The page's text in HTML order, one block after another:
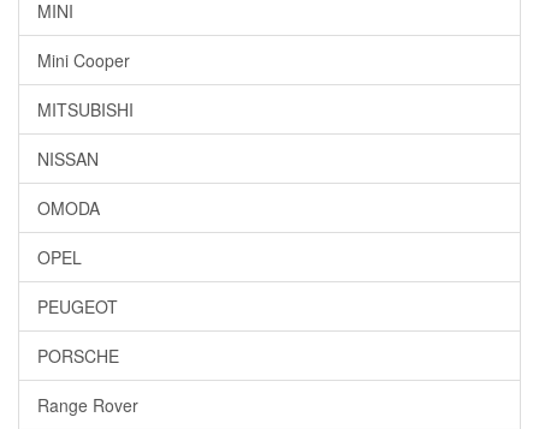
MINI
Mini Cooper
MITSUBISHI
NISSAN
OMODA
OPEL
PEUGEOT
PORSCHE
Range Rover